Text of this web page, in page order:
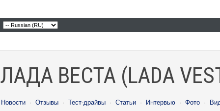
ЛАДА ВЕСТА (LADA
Новости · Отзывы · Тест-драйвы · Статьи · Интервью · Фото ·